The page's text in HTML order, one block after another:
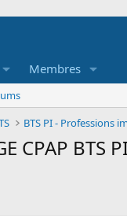
Membres
BTS PI - Professions
CPAP BTS